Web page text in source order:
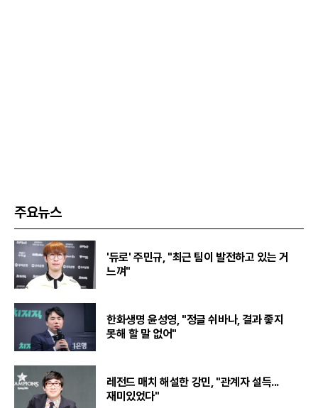
주요뉴스
'듀로' 주민규, "최근 팀이 발전하고 있는 거
느껴"
한화생명 윤성영, "정글 쉬바나, 결과 좋지
못해 할 말 없어"
레전드 매치 해설한 강민, "관계자 설득...
재미있었다"